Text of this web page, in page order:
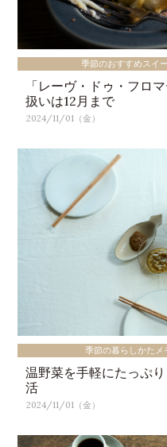
季節のおすすめスイ
「レーヴ・ドゥ・フロ
扱いは12月まで
2024/11/01（金）
季節の暮らしかたメ
温野菜を手軽にたっぷ
活
2024/11/01（金）